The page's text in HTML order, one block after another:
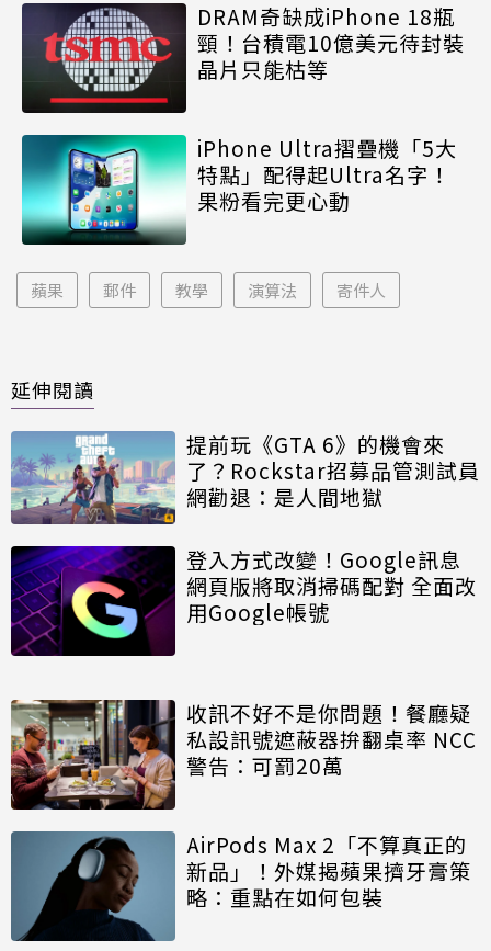
DRAM奇缺成iPhone 18瓶
頸！台積電10億美元待封裝
晶片只能枯等
iPhone Ultra摺疊機「5大
特點」配得起Ultra名字！
果粉看完更心動
蘋果 郵件 教學 演算法 寄件人
延伸閱讀
提前玩《GTA 6》的機會來
了？Rockstar招募品管測試員
網勸退：是人間地獄
登入方式改變！Google訊息
網頁版將取消掃碼配對 全面改
用Google帳號
收訊不好不是你問題！餐廳疑
私設訊號遮蔽器拚翻桌率 NCC
警告：可罰20萬
AirPods Max 2「不算真正的
新品」！外媒揭蘋果擠牙膏策
略：重點在如何包裝